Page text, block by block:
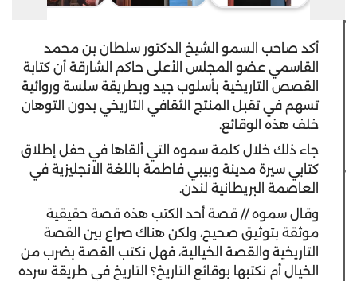
‫أكد صاحب السمو الشيخ الدكتور سلطان بن محمد
القاسمي عضو المجلس الأعلى حاكم الشارقة أن كتابة
القصص التاريخية بأسلوب جيد وبطريقة سلسة وروائية
تسهم في تقبل المنتج الثقافي التاريخي بدون التوهان
خلف هذه الوقائع.
‫جاء ذلك خلال كلمة سموه التي ألقاها في حفل إطلاق
كتابي سيرة مدينة وبيبي فاطمة باللغة الانجليزية في
العاصمة البريطانية لندن.
‫وقال سموه // قصة أحد الكتب هذه قصة حقيقية
موثقة بتوثيق صحيح، ولكن هناك صراع بين القصة
التاريخية والقصة الخيالية، فهل نكتب القصة بضرب من
الخيال أم نكتبها بوقائع التاريخ؟ التاريخ في طريقة سرده